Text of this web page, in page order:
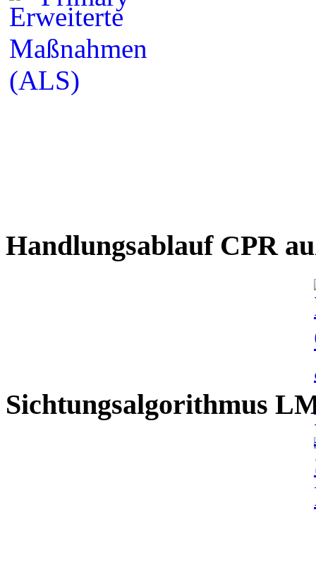
Handlungsablauf CPR
Sichtungsalgorithmus